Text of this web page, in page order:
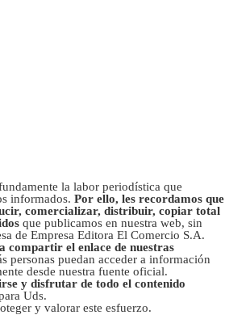
la labor periodística que
informados. Por ello, les recordamos que
comercializar, distribuir, copiar total
que publicamos en nuestra web, sin
de Empresa Editora El Comercio S.A.
compartir el enlace de nuestras
personas puedan acceder a información
desde nuestra fuente oficial.
y disfrutar de todo el contenido
Uds.
y valorar este esfuerzo.